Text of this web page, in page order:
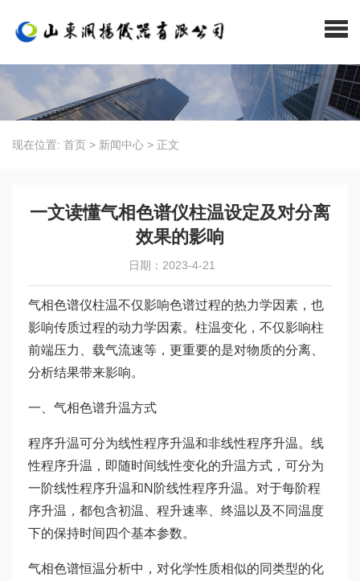
现在位置: 首页 > 新闻中心 > 正文
一文读懂气相色谱仪柱温设定及对分离
效果的影响
日期：2023-4-21
气相色谱仪柱温不仅影响色谱过程的热力学因素，也
影响传质过程的动力学因素。柱温变化，不仅影响柱
前端压力、载气流速等，更重要的是对物质的分离、
分析结果带来影响。
一、气相色谱升温方式
程序升温可分为线性程序升温和非线性程序升温。线
性程序升温，即随时间线性变化的升温方式，可分为
一阶线性程序升温和N阶线性程序升温。对于每阶程
序升温，都包含初温、程升速率、终温以及不同温度
下的保持时间四个基本参数。
气相色谱恒温分析中，对化学性质相似的同类型的化